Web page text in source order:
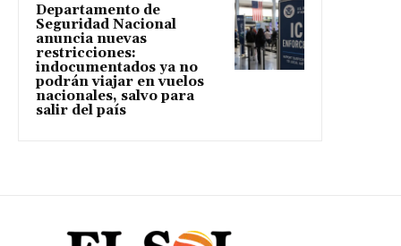
Departamento de
Seguridad Nacional
anuncia nuevas
restricciones:
indocumentados ya no
podrán viajar en vuelos
nacionales, salvo para
salir del país